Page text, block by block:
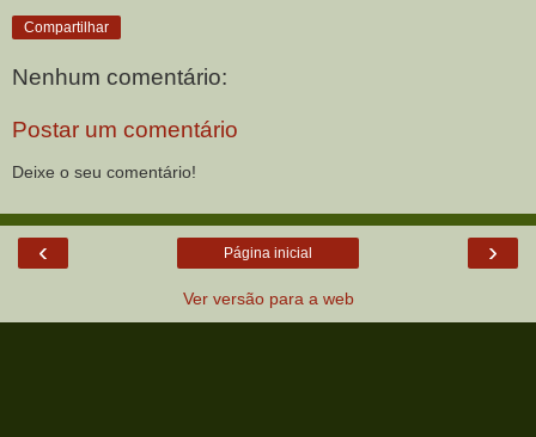
Compartilhar
Nenhum comentário:
Postar um comentário
Deixe o seu comentário!
‹ ›
Página inicial
Ver versão para a web